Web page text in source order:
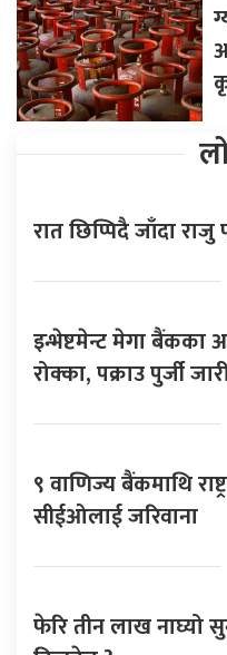
रात छिप्पिदै जाँदा
इन्भेष्टमेन्ट मेगा बैंकका
रोक्का, पक्राउ पुर्जी
९ वाणिज्य बैंकमाथि
सीईओलाई जरिवाना
फेरि तीन लाख